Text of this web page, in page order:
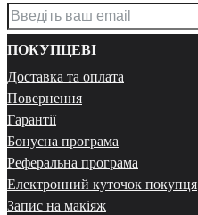
ПОКУПЦЕВІ
Доставка та оплата
Повернення
Гарантії
Бонусна програма
Реферальна програма
Електронний куточок покупця
Запис на макіяж